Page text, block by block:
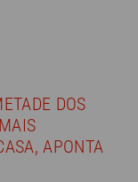
DOS
APONTA